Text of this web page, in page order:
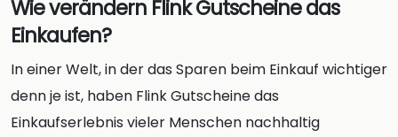
Wie verändern Flink Gutscheine das
Einkaufen?
In einer Welt, in der das Sparen beim Einkauf wichtiger
denn je ist, haben Flink Gutscheine das
Einkaufserlebnis vieler Menschen nachhaltig